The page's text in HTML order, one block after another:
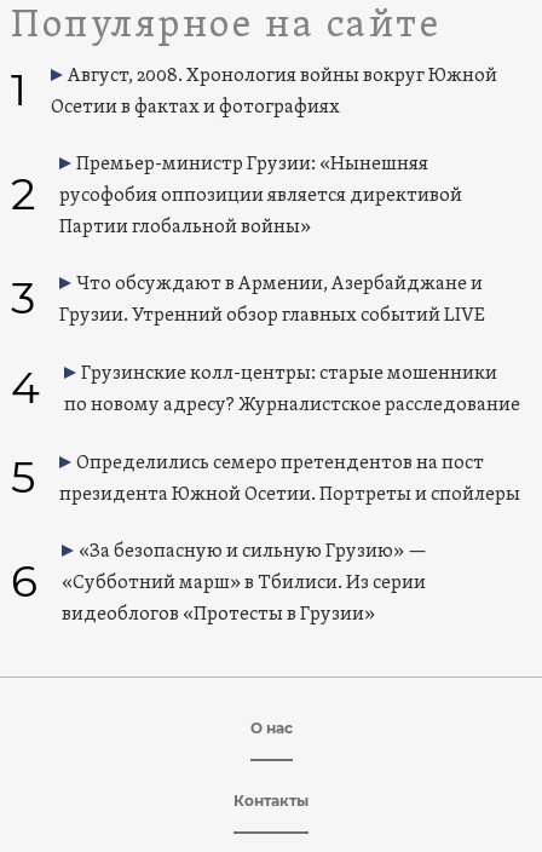
Популярное на сайте
1
Август, 2008. Хронология войны вокруг Южной
Осетии в фактах и фотографиях
2
Премьер-министр Грузии: «Нынешняя
русофобия оппозиции является директивой
Партии глобальной войны»
3
Что обсуждают в Армении, Азербайджане и
Грузии. Утренний обзор главных событий LIVE
4
Грузинские колл-центры: старые мошенники
по новому адресу? Журналистское расследование
5
Определились семеро претендентов на пост
президента Южной Осетии. Портреты и спойлеры
6
«За безопасную и сильную Грузию» —
«Субботний марш» в Тбилиси. Из серии
видеоблогов «Протесты в Грузии»
О нас
Контакты